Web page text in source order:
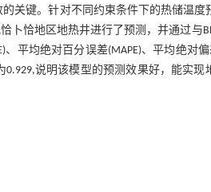
关键。针对不同约束条件下的热储温度
卜恰地区地热井进行了预测，并通过与
平均绝对百分误差(MAPE)、平均绝对偏
0.929,说明该模型的预测效果好，能实现